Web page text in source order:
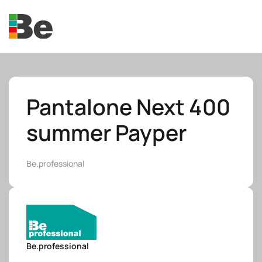
Skip to main content
Pantalone Next 400
summer Payper
Be.professional
Be.professional